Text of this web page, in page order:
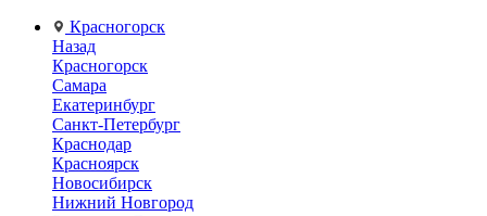
Красногорск
Назад
Красногорск
Самара
Екатеринбург
Санкт-Петербург
Краснодар
Красноярск
Новосибирск
Нижний Новгород